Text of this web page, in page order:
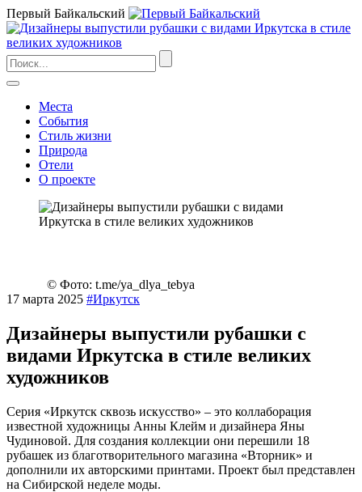
Первый Байкальский
Места
События
Стиль жизни
Природа
Отели
О проекте
© Фото: t.me/ya_dlya_tebya
17 марта 2025 #Иркутск
Дизайнеры выпустили рубашки с
видами Иркутска в стиле великих
художников
Серия «Иркутск сквозь искусство» – это коллаборация
известной художницы Анны Клейм и дизайнера Яны
Чудиновой. Для создания коллекции они перешили 18
рубашек из благотворительного магазина «Вторник» и
дополнили их авторскими принтами. Проект был представлен
на Сибирской неделе моды.